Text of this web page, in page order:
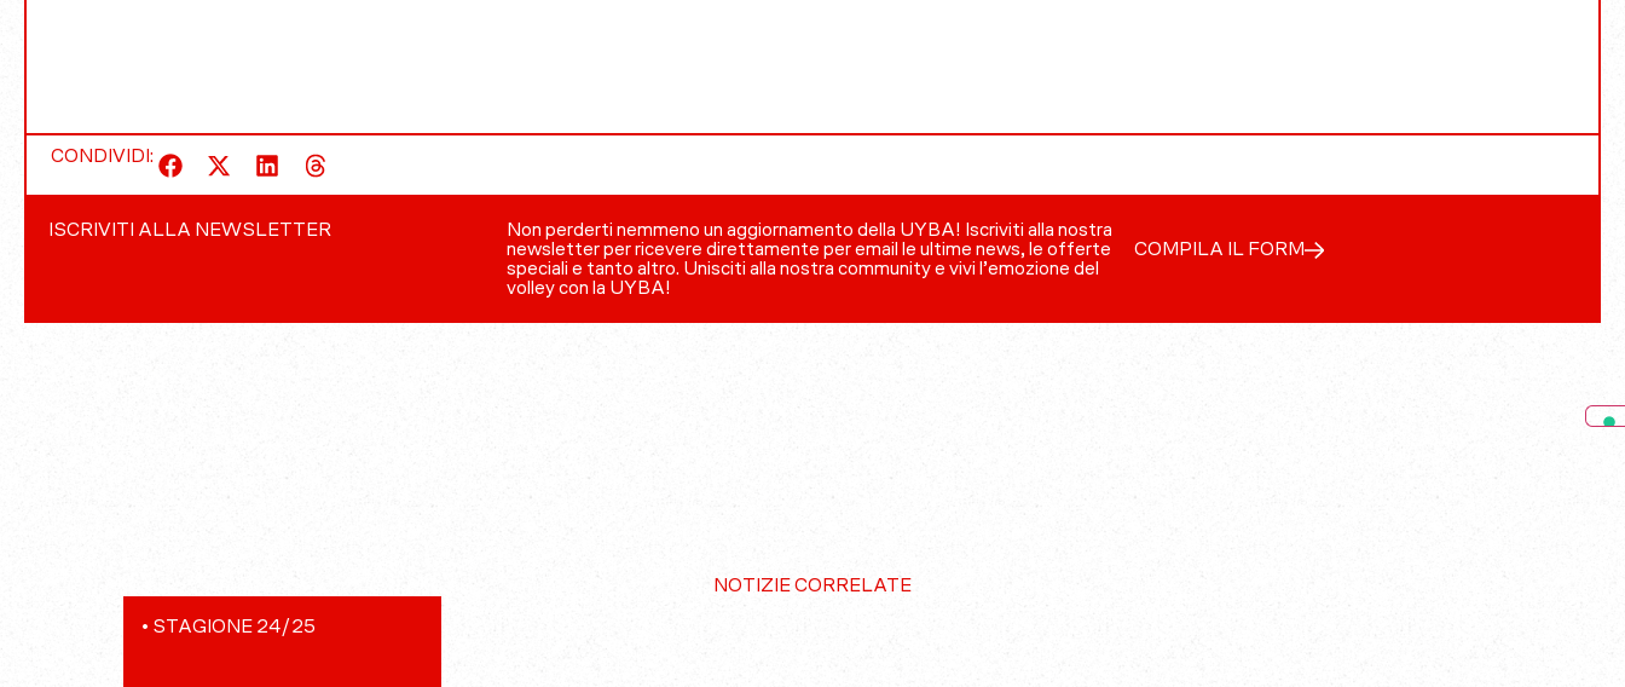
CONDIVIDI:
ISCRIVITI ALLA NEWSLETTER
Non perderti nemmeno un aggiornamento della UYBA! Iscriviti alla nostra
newsletter per ricevere direttamente per email le ultime news, le offerte
speciali e tanto altro. Unisciti alla nostra community e vivi l’emozione del
volley con la UYBA!
COMPILA IL FORM
NOTIZIE CORRELATE
• STAGIONE 24/25